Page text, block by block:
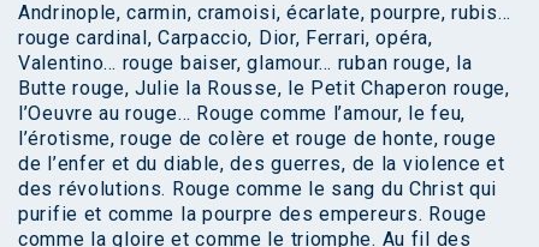
Andrinople, carmin, cramoisi, écarlate, pourpre, rubis…
rouge cardinal, Carpaccio, Dior, Ferrari, opéra,
Valentino… rouge baiser, glamour… ruban rouge, la
Butte rouge, Julie la Rousse, le Petit Chaperon rouge,
l’Oeuvre au rouge… Rouge comme l’amour, le feu,
l’érotisme, rouge de colère et rouge de honte, rouge
de l’enfer et du diable, des guerres, de la violence et
des révolutions. Rouge comme le sang du Christ qui
purifie et comme la pourpre des empereurs. Rouge
comme la gloire et comme le triomphe. Au fil des